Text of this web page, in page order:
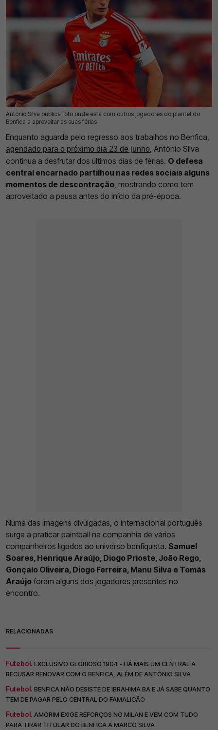
António Silva publica foto onde está com outros jogadores do plantel do
Benfica a aproveitar as suas férias
14 Jun 2026 | 11:48 | 0
Enquanto aguarda pelo regresso aos trabalhos no Benfica,
agendado para o próximo dia 23 de junho, António Silva
continua a desfrutar dos últimos dias de férias. O defesa
central encarnado partilhou nas redes sociais alguns
momentos de descontração, mostrando como tem
aproveitado a pausa antes do início da pré-época.
Numa das imagens divulgadas, o internacional português
surge a praticar paintball na companhia de vários
companheiros ligados ao universo benfiquista. Samuel
Soares, Henrique Araújo, Diogo Prioste, João Rego,
Gonçalo Oliveira, Diogo Ferreira, Manu Silva e Tomás
Araújo foram alguns dos jogadores presentes no
encontro.
RELACIONADAS
Futebol. EXCLUSIVO GLORIOSO 1904 - HÁ MAIS UM CENTRAL A
RECUSAR RENOVAR COM O BENFICA, ALÉM DE ANTÓNIO SILVA
Futebol. BENFICA NÃO DESISTE DE IBRAHIMA BA E JÁ SABE QUANTO
TEM DE PAGAR PELO CENTRAL DO FAMALICÃO
Futebol. AMORIM EXIGE REFORÇOS NO MILAN E VEM COM TUDO
PARA TIRAR TITULAR DO BENFICA A MARCO SILVA